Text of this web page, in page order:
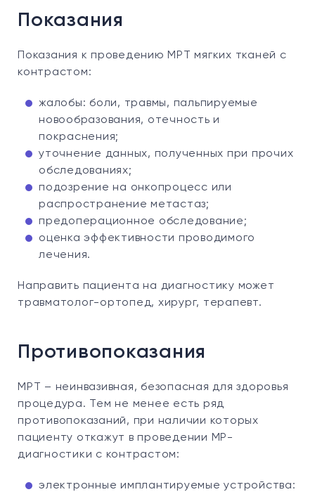
Показания
Показания к проведению МРТ мягких тканей с
контрастом:
жалобы: боли, травмы, пальпируемые
новообразования, отечность и
покраснения;
уточнение данных, полученных при прочих
обследованиях;
подозрение на онкопроцесс или
распространение метастаз;
предоперационное обследование;
оценка эффективности проводимого
лечения.
Направить пациента на диагностику может
травматолог-ортопед, хирург, терапевт.
Противопоказания
МРТ – неинвазивная, безопасная для здоровья
процедура. Тем не менее есть ряд
противопоказаний, при наличии которых
пациенту откажут в проведении МР-
диагностики с контрастом:
электронные имплантируемые устройства: